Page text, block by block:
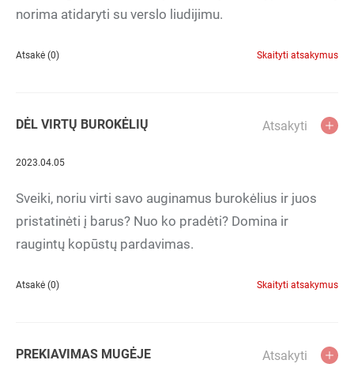
norima atidaryti su verslo liudijimu.
Atsakė (0) Skaityti atsakymus
DĖL VIRTŲ BUROKĖLIŲ Atsakyti
2023.04.05
Sveiki, noriu virti savo auginamus burokėlius ir juos
pristatinėti į barus? Nuo ko pradėti? Domina ir
raugintų kopūstų pardavimas.
Atsakė (0) Skaityti atsakymus
PREKIAVIMAS MUGĖJE Atsakyti